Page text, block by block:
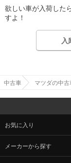
欲しい車が入荷した
すよ！
中古車 マツダの中古
お気に入り
メーカーから探す